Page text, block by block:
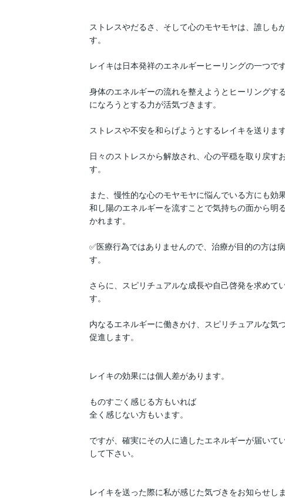
ストレスやだるさ、そして心のモヤモヤは、誰しも
す。
レイキは日本発祥のエネルギーヒーリングの一つです
身体のエネルギーの流れを整えようとヒーリングす
になろうとする力が活気づきます。
ストレスや不安を和らげようとするレイキを送ります
日々のストレスから解放され、心の平穏を取り戻す
す。
また、慢性的な心のモヤモヤに悩んでいる方にも効
和し陽のエネルギーを流すことで気持ちの面から明
かれます。
✅医療行為ではありませんので、治療が目的の方は
す。
さらに、スピリチュアルな成長や自己啓発を求めて
す。
内なるエネルギーに働きかけ、スピリチュアルな気
促進します。
レイキの効果には個人差があります。
ものすごく感じる方もいれば
全く感じない方もいます。
ですが、確実にその人に適したエネルギーが届いて
して下さい。
レイキを送った際に私が感じた気づきをお知らせしま